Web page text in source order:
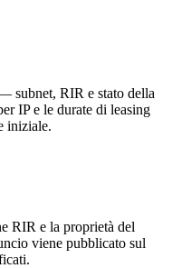
subnet, RIR e stato della
IP e le durate di leasing
iniziale.
RIR e la proprietà del
viene pubblicato sul